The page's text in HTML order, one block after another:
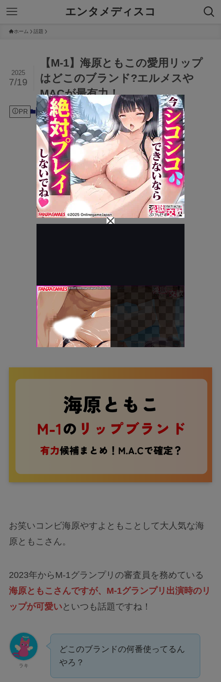
エンタメディスコ
ホーム 話題
【M-1】海原ともこの愛用リップ
はどこのブランド?エルメスや
MACが最有力！
2025
7/19
PR 話題 2025年7月19日
お笑いコンビ海原やすよともことして大人気な海
原ともこさん。
2023年からM-1グランプリの審査員を務めている
海原ともこさんですが、M-1グランプリ出演時のリ
ップが可愛いといつも話題ですね！
ラキ
どこのブランドの何番使ってるん
やろ？